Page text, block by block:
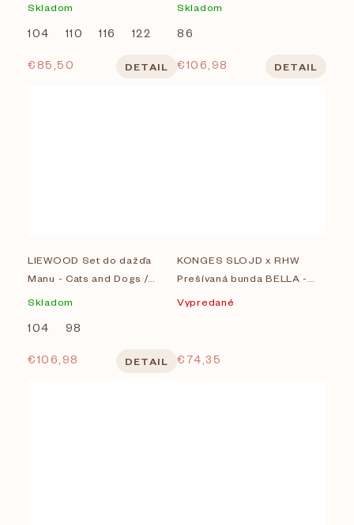
Skladom
104 110 116 122
€85,50 DETAIL
Skladom
86
€106,98 DETAIL
LIEWOOD Set do dažďa
Manu - Cats and Dogs /
Skladom
104 98
€106,98 DETAIL
KONGES SLOJD x RHW
Prešívaná bunda BELLA -
Vypredané
€74,35